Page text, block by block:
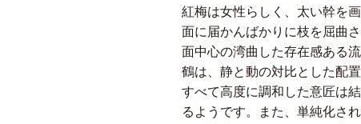
紅梅は女性らしく、太い幹を
面に届かんばかりに枝を屈曲
面中心の湾曲した存在感ある
鶴は、静と動の対比とした配
すべて高度に調和した意匠は
るようです。また、単純化さ